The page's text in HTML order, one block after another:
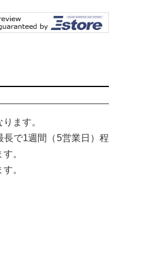
ます。
長で1週間（5営業日）程
。
。